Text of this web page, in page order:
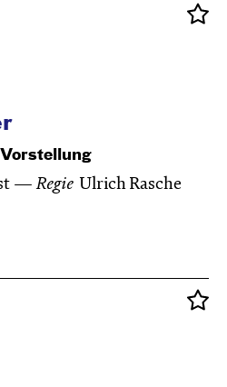
Vorstellung
Regie Ulrich Rasche